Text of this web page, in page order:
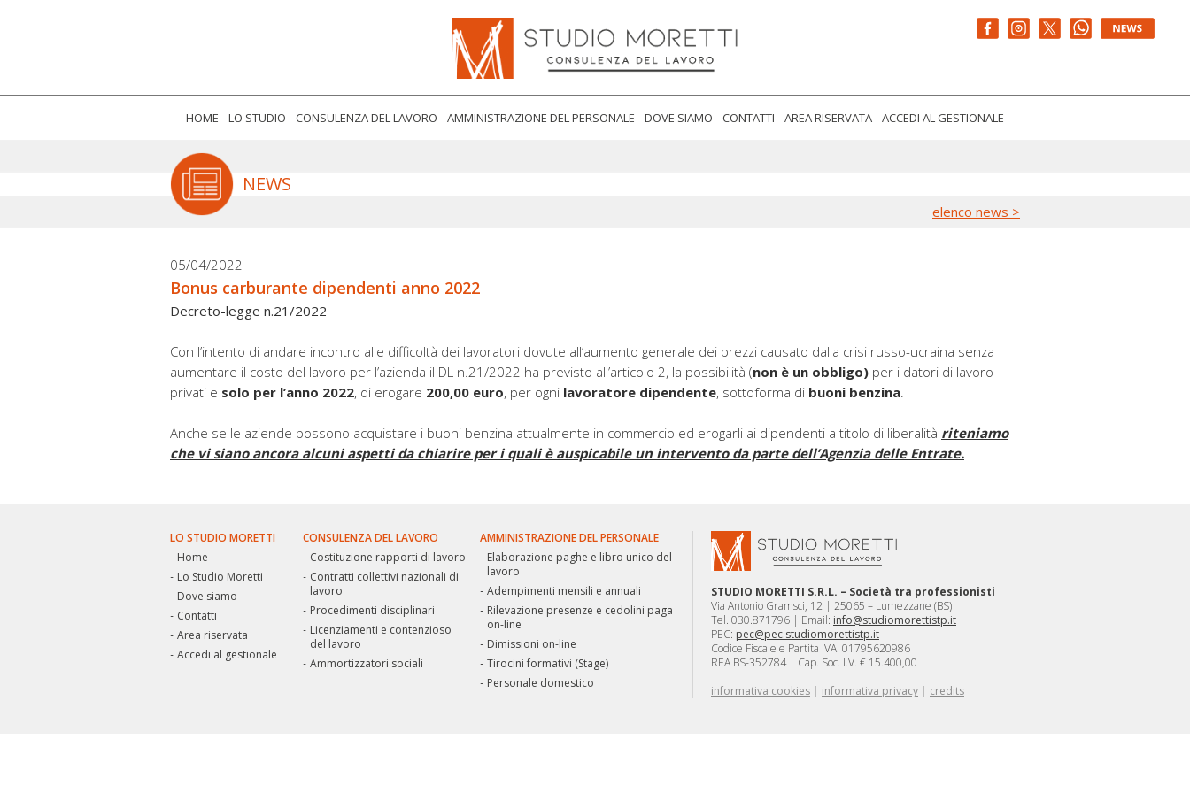
HOME LO STUDIO CONSULENZA DEL LAVORO AMMINISTRAZIONE DEL PERSONALE DOVE SIAMO CONTATTI AREA RISERVATA ACCEDI AL GESTIONALE
NEWS
elenco news >
05/04/2022
Bonus carburante dipendenti anno 2022
Decreto-legge n.21/2022
Con l’intento di andare incontro alle difficoltà dei lavoratori dovute all’aumento generale dei prezzi causato dalla crisi russo-ucraina senza
aumentare il costo del lavoro per l’azienda il DL n.21/2022 ha previsto all’articolo 2, la possibilità (non è un obbligo) per i datori di lavoro
privati e solo per l’anno 2022, di erogare 200,00 euro, per ogni lavoratore dipendente, sottoforma di buoni benzina
Anche se le aziende possono acquistare i buoni benzina attualmente in commercio ed erogarli ai dipendenti a titolo di liberalità riteniamo
che vi siano ancora alcuni aspetti da chiarire per i quali è auspicabile un intervento da parte dell’Agenzia delle Entrate.
LO STUDIO MORETTI
Home
Lo Studio Moretti
Dove siamo
Contatti
Area riservata
Accedi al gestionale
CONSULENZA DEL LAVORO
Costituzione rapporti di lavoro
Contratti collettivi nazionali di
lavoro
Procedimenti disciplinari
Licenziamenti e contenzioso
del lavoro
Ammortizzatori sociali
AMMINISTRAZIONE DEL PERSONALE
Elaborazione paghe e libro unico del
lavoro
Adempimenti mensili e annuali
Rilevazione presenze e cedolini paga
on-line
Dimissioni on-line
Tirocini formativi (Stage)
Personale domestico
STUDIO MORETTI S.R.L. – Società tra professionisti
Via Antonio Gramsci, 12 | 25065 – Lumezzane (BS)
Tel. 030.871796 | Email: info@studiomorettistp.it
PEC: pec@pec.studiomorettistp.it
Codice Fiscale e Partita IVA: 01795620986
REA BS-352784 | Cap. Soc. I.V. € 15.400,00
informativa cookies | informativa privacy | credits
Informativa sulla raccolta